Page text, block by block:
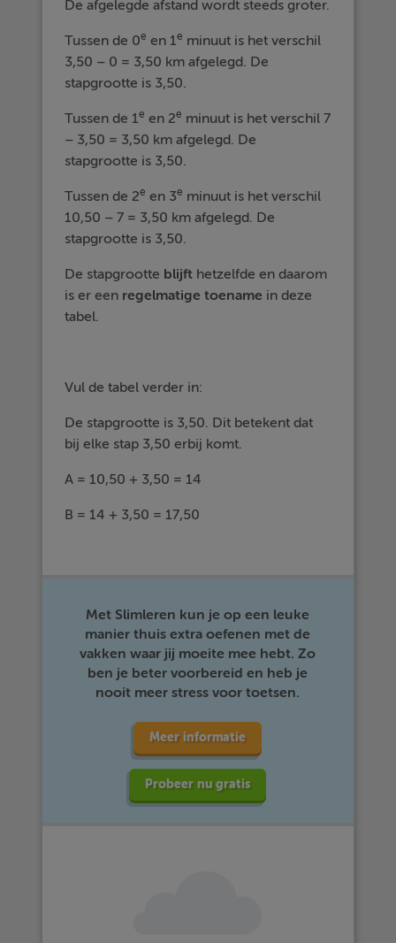
De afgelegde afstand wordt steeds groter.
Tussen de 0e en 1e minuut is het verschil
3,50 – 0 = 3,50 km afgelegd. De
stapgrootte is 3,50.
Tussen de 1e en 2e minuut is het verschil 7
– 3,50 = 3,50 km afgelegd. De
stapgrootte is 3,50.
Tussen de 2e en 3e minuut is het verschil
10,50 – 7 = 3,50 km afgelegd. De
stapgrootte is 3,50.
De stapgrootte blijft hetzelfde en daarom
is er een regelmatige toename in deze
tabel.
Vul de tabel verder in:
De stapgrootte is 3,50. Dit betekent dat
bij elke stap 3,50 erbij komt.
A = 10,50 + 3,50 = 14
B = 14 + 3,50 = 17,50
Met Slimleren kun je op een leuke
manier thuis extra oefenen met de
vakken waar jij moeite mee hebt. Zo
ben je beter voorbereid en heb je
nooit meer stress voor toetsen.
Meer informatie
Probeer nu gratis